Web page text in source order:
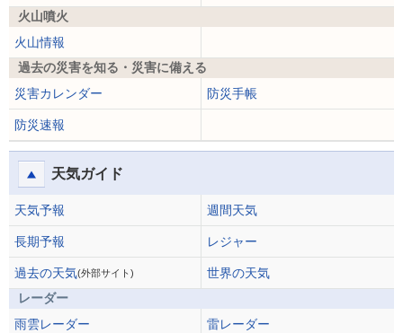
火山噴火
火山情報
過去の災害を知る・災害に備える
災害カレンダー
防災手帳
防災速報
天気ガイド
天気予報 週間天気
長期予報 レジャー
過去の天気(外部サイト)
世界の天気
レーダー
雨雲レーダー
雷レーダー